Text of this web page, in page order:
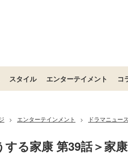
スタイル エンターテイメント コ
> エンターテインメント > ドラマニュー
する家康 第39話＞家